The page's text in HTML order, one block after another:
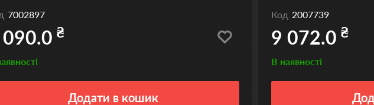
7002897
₴
Додати в кошик
Код 2007739
9 072.0 ₴
В наявності